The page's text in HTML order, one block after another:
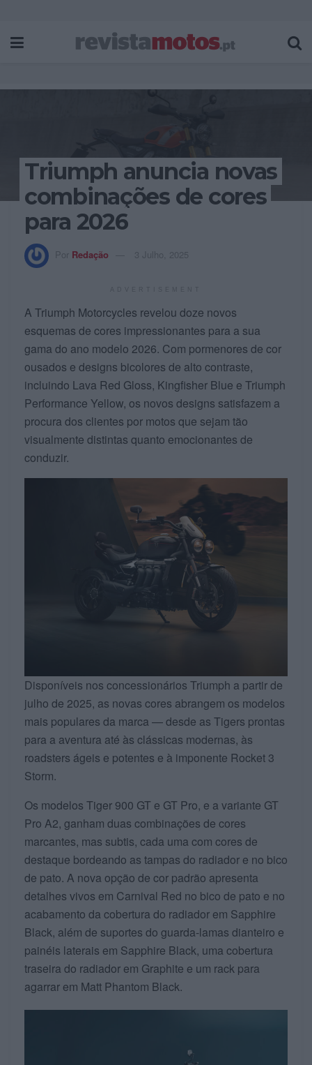
Triumph anuncia novas
combinações de cores
para 2026
Por Redação 3 Julho, 2025
A Triumph Motorcycles revelou doze novos
esquemas de cores impressionantes para a sua
gama do ano modelo 2026. Com pormenores de cor
ousados e designs bicolores de alto contraste,
incluindo Lava Red Gloss, Kingfisher Blue e Triumph
Performance Yellow, os novos designs satisfazem a
procura dos clientes por motos que sejam tão
visualmente distintas quanto emocionantes de
conduzir.
Disponíveis nos concessionários Triumph a partir de
julho de 2025, as novas cores abrangem os modelos
mais populares da marca — desde as Tigers prontas
para a aventura até às clássicas modernas, às
roadsters ágeis e potentes e à imponente Rocket 3
Storm.
Os modelos Tiger 900 GT e GT Pro, e a variante GT
Pro A2, ganham duas combinações de cores
marcantes, mas subtis, cada uma com cores de
destaque bordeando as tampas do radiador e no bico
de pato. A nova opção de cor padrão apresenta
detalhes vivos em Carnival Red no bico de pato e no
acabamento da cobertura do radiador em Sapphire
Black, além de suportes do guarda-lamas dianteiro e
painéis laterais em Sapphire Black, uma cobertura
traseira do radiador em Graphite e um rack para
agarrar em Matt Phantom Black.